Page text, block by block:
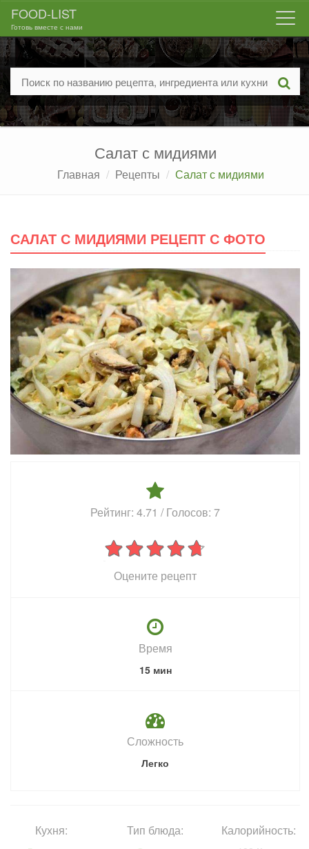
FOOD-LIST
Готовь вместе с нами
Салат с мидиями
Главная Рецепты Салат с мидиями
САЛАТ С МИДИЯМИ РЕЦЕПТ С ФОТО
Рейтинг: 4.71 / Голосов: 7
Оцените рецепт
Время
15 мин
Сложность
Легко
Кухня: Тип блюда: Калорийность: